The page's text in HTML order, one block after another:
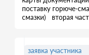
поставку горюче-
смазки) вторая
заявка участника